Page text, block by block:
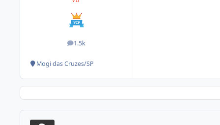
1.5k
posts
Mogi das Cruzes/SP